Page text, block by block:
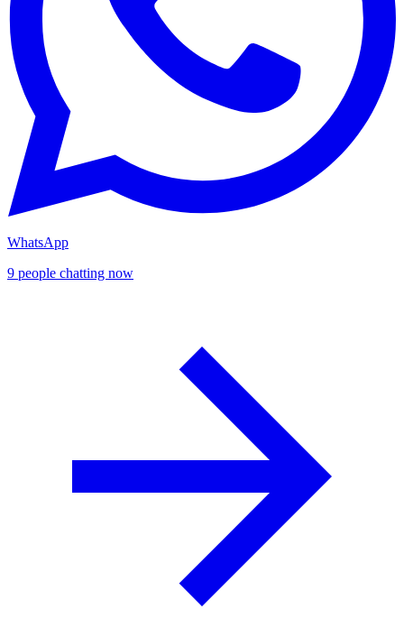
WhatsApp
9 people chatting now